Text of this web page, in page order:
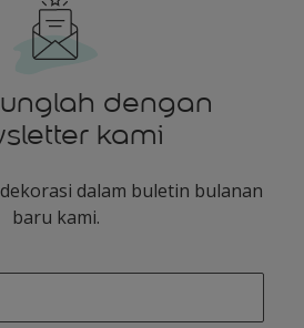
dengan
kami
dalam buletin bulanan
baru kami.